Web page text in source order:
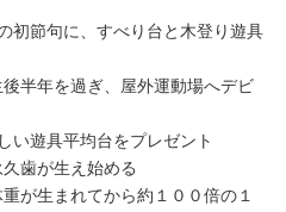
節句に、すべり台と木登り遊具
半年を過ぎ、屋外運動場へデビ
い遊具平均台をプレゼント
久歯が生え始める
が生まれてから約１００倍の１